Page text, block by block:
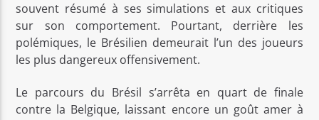
souvent résumé à ses simulations et aux critiques
sur son comportement. Pourtant, derrière les
polémiques, le Brésilien demeurait l’un des joueurs
les plus dangereux offensivement.
Le parcours du Brésil s’arrêta en quart de finale
contre la Belgique, laissant encore un goût amer à